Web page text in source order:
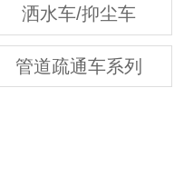
洒水车/抑尘车
管道疏通车系列